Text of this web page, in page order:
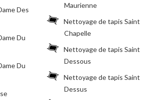
Des
Du
Du
Maurienne
Nettoyage de tapis Saint
Chapelle
Nettoyage de tapis
Dessous
Nettoyage de tapis
Dessus